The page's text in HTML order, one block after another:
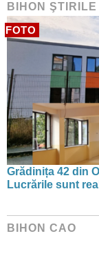
BIHON
FOTO
Grădinița 42 din
Lucrările sunt
BIHON CAO